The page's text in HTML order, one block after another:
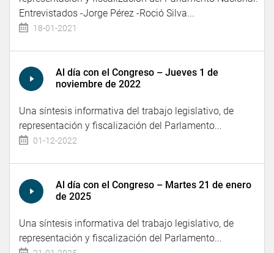
Entrevistados -Jorge Pérez -Roció Silva...
18-01-2021
Al día con el Congreso – Jueves 1 de
noviembre de 2022
Una síntesis informativa del trabajo legislativo, de
representación y fiscalización del Parlamento...
01-12-2022
Al día con el Congreso – Martes 21 de enero
de 2025
Una síntesis informativa del trabajo legislativo, de
representación y fiscalización del Parlamento...